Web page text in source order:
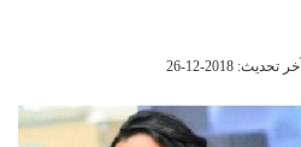
آخر تحديث: 2018-12-26